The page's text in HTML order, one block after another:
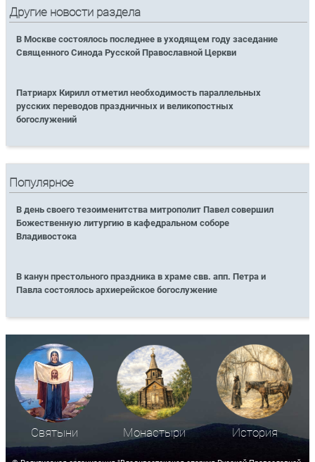
Другие новости раздела
В Москве состоялось последнее в уходящем году заседание
Священного Синода Русской Православной Церкви
Патриарх Кирилл отметил необходимость параллельных
русских переводов праздничных и великопостных
богослужений
Популярное
В день своего тезоименитства митрополит Павел совершил
Божественную литургию в кафедральном соборе
Владивостока
В канун престольного праздника в храме свв. апп. Петра и
Павла состоялось архиерейское богослужение
Святыни Монастыри История